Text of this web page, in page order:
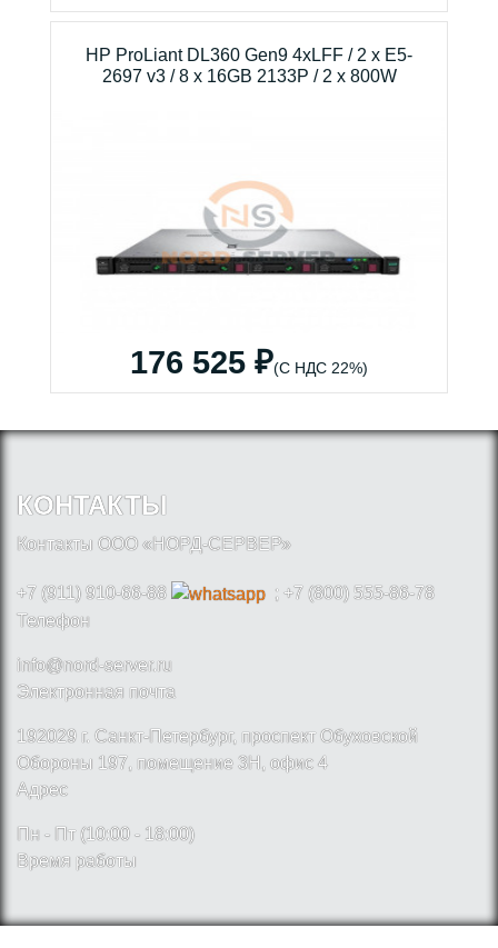
HP ProLiant DL360 Gen9 4xLFF / 2 x E5-
2697 v3 / 8 x 16GB 2133P / 2 x 800W
176 525 ₽(С НДС 22%)
КОНТАКТЫ
Контакты ООО «НОРД-СЕРВЕР»
+7 (911) 910-66-88
; +7 (800) 555-86-78
Телефон
info@nord-server.ru
Электронная почта
192029 г. Санкт-Петербург, проспект Обуховской
Обороны 197, помещение 3Н, офис 4
Адрес
Пн - Пт (10:00 - 18:00)
Время работы